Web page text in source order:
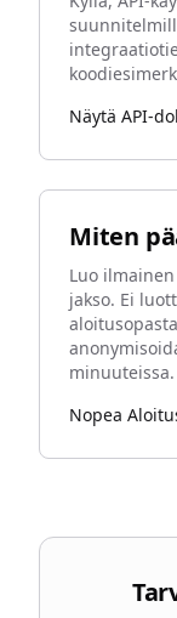
Näytä API-
Miten
Luo
jakso. Ei
minuuteissa.
Nopea